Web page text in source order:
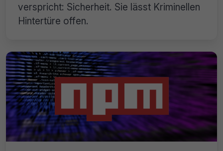
verspricht: Sicherheit. Sie lässt Kriminellen
Hintertüre offen.